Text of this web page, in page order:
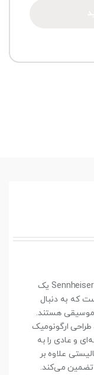
هدفون بی‌سیم Sennheiser Accentum Wireless SE یک
که به دنبال
هستند.
طراحی ارگونومیک
و عادی را به
علاوه بر
تضمین می‌کند.